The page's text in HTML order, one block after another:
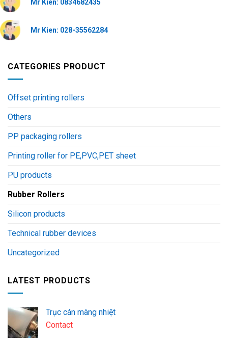
Mr Kien: 0834682435
Mr Kien: 028-35562284
CATEGORIES PRODUCT
Offset printing rollers
Others
PP packaging rollers
Printing roller for PE,PVC,PET sheet
PU products
Rubber Rollers
Silicon products
Technical rubber devices
Uncategorized
LATEST PRODUCTS
Trục cán màng nhiệt
Contact